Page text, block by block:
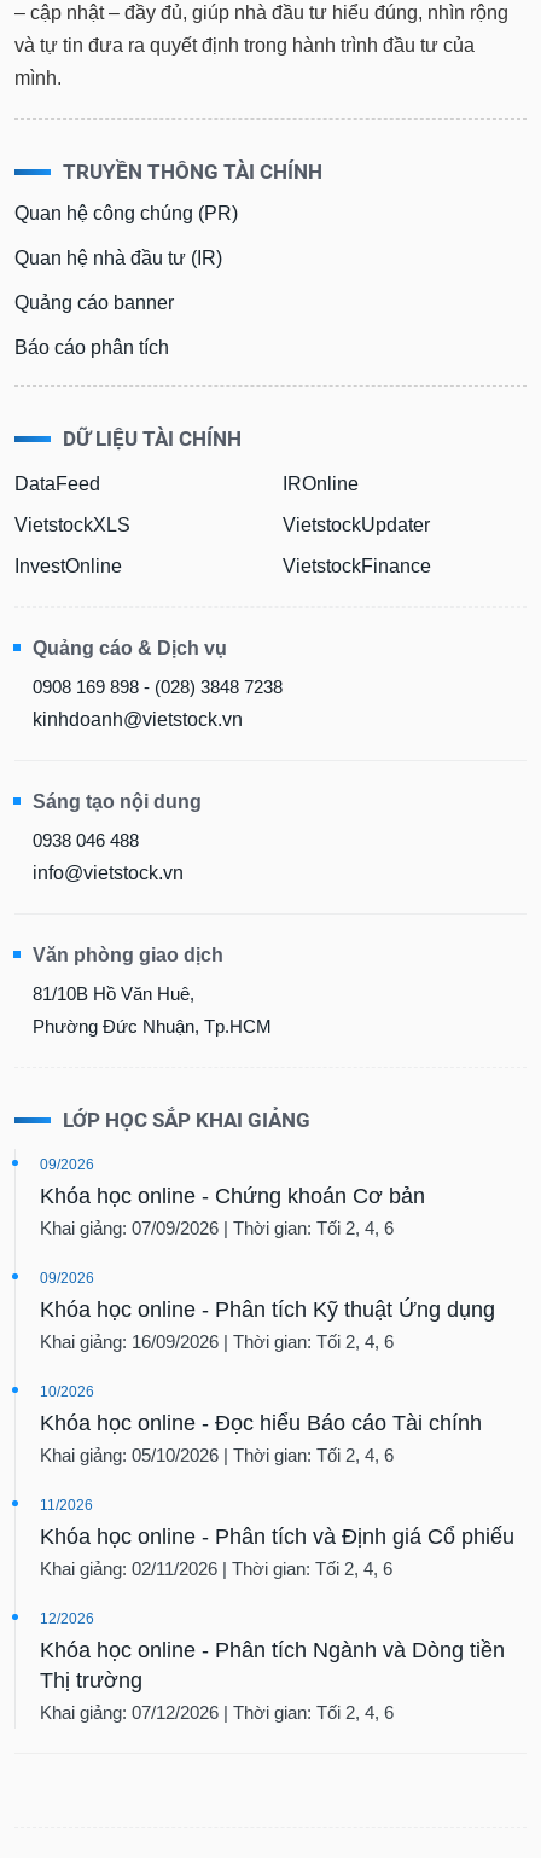
– cập nhật – đầy đủ, giúp nhà đầu tư hiểu đúng, nhìn rộng
và tự tin đưa ra quyết định trong hành trình đầu tư của
mình.
TRUYỀN THÔNG TÀI CHÍNH
Quan hệ công chúng (PR)
Quan hệ nhà đầu tư (IR)
Quảng cáo banner
Báo cáo phân tích
DỮ LIỆU TÀI CHÍNH
DataFeed
VietstockXLS
InvestOnline
IROnline
VietstockUpdater
VietstockFinance
Quảng cáo & Dịch vụ
0908 169 898 - (028) 3848 7238
kinhdoanh@vietstock.vn
Sáng tạo nội dung
0938 046 488
info@vietstock.vn
Văn phòng giao dịch
81/10B Hồ Văn Huê,
Phường Đức Nhuận, Tp.HCM
LỚP HỌC SẮP KHAI GIẢNG
09/2026
Khóa học online - Chứng khoán Cơ bản
Khai giảng: 07/09/2026 | Thời gian: Tối 2, 4, 6
09/2026
Khóa học online - Phân tích Kỹ thuật Ứng dụng
Khai giảng: 16/09/2026 | Thời gian: Tối 2, 4, 6
10/2026
Khóa học online - Đọc hiểu Báo cáo Tài chính
Khai giảng: 05/10/2026 | Thời gian: Tối 2, 4, 6
11/2026
Khóa học online - Phân tích và Định giá Cổ phiếu
Khai giảng: 02/11/2026 | Thời gian: Tối 2, 4, 6
12/2026
Khóa học online - Phân tích Ngành và Dòng tiền
Thị trường
Khai giảng: 07/12/2026 | Thời gian: Tối 2, 4, 6
Bài
viết
của
tác
Báo
cáo
phân
tích
Thuật
Dịch
vụ
(-)
Sách
đầu
chính
Dữ
chính